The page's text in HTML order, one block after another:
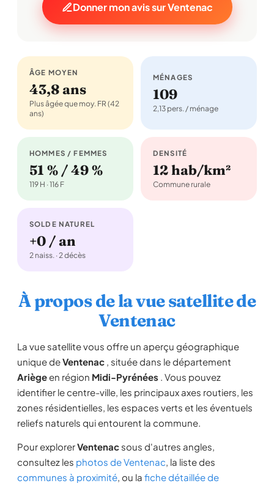
Donner mon avis sur Ventenac
ÂGE MOYEN
43,8 ans
Plus âgée que moy. FR (42
ans)
MÉNAGES
109
2,13 pers. / ménage
HOMMES / FEMMES
51 % / 49 %
119 H · 116 F
DENSITÉ
12 hab/km²
Commune rurale
SOLDE NATUREL
+0 / an
2 naiss. · 2 décès
À propos de la vue satellite de
Ventenac
La vue satellite vous offre un aperçu géographique
unique deVentenac , située dans le département
Ariègeen région Midi-Pyrénées . Vous pouvez
identifier le centre-ville, les principaux axes routiers, les
zones résidentielles, les espaces verts et les éventuels
reliefs naturels qui entourent la commune.
Pour explorerVentenac sous d'autres angles,
consultez les photos de Ventenac, la liste des
communes à proximité, ou la fiche détaillée de